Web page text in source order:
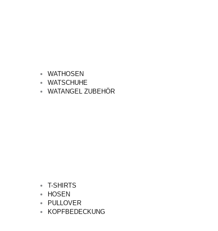
WATHOSEN
WATSCHUHE
WATANGEL ZUBEHÖR
T-SHIRTS
HOSEN
PULLOVER
KOPFBEDECKUNG